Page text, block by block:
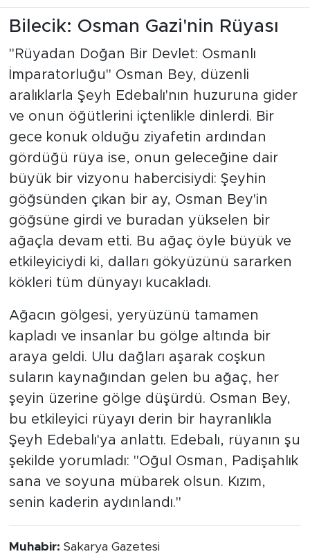
Bilecik: Osman Gazi'nin Rüyası
"Rüyadan Doğan Bir Devlet: Osmanlı
İmparatorluğu" Osman Bey, düzenli
aralıklarla Şeyh Edebalı'nın huzuruna gider
ve onun öğütlerini içtenlikle dinlerdi. Bir
gece konuk olduğu ziyafetin ardından
gördüğü rüya ise, onun geleceğine dair
büyük bir vizyonu habercisiydi: Şeyhin
göğsünden çıkan bir ay, Osman Bey'in
göğsüne girdi ve buradan yükselen bir
ağaçla devam etti. Bu ağaç öyle büyük ve
etkileyiciydi ki, dalları gökyüzünü sararken
kökleri tüm dünyayı kucakladı.
Ağacın gölgesi, yeryüzünü tamamen
kapladı ve insanlar bu gölge altında bir
araya geldi. Ulu dağları aşarak coşkun
suların kaynağından gelen bu ağaç, her
şeyin üzerine gölge düşürdü. Osman Bey,
bu etkileyici rüyayı derin bir hayranlıkla
Şeyh Edebalı'ya anlattı. Edebalı, rüyanın şu
şekilde yorumladı: "Oğul Osman, Padişahlık
sana ve soyuna mübarek olsun. Kızım,
senin kaderin aydınlandı."
Muhabir: Sakarya Gazetesi